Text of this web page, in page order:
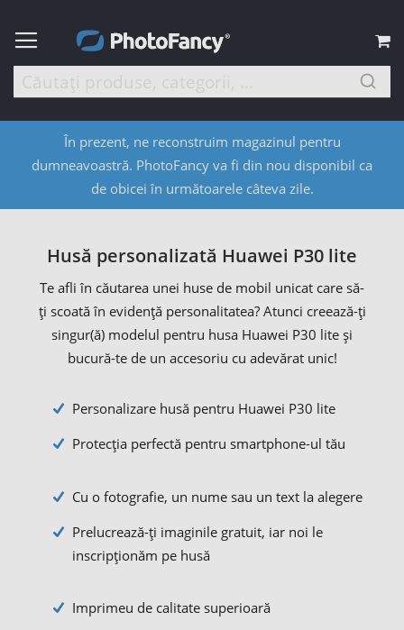
În prezent, ne reconstruim magazinul pentru
dumneavoastră. PhotoFancy va fi din nou disponibil ca
de obicei în următoarele câteva zile.
Husă personalizată Huawei P30 lite
Te afli în căutarea unei huse de mobil unicat care să-
ți scoată în evidență personalitatea? Atunci creează-ți
singur(ă) modelul pentru husa Huawei P30 lite și
bucură-te de un accesoriu cu adevărat unic!
Personalizare husă pentru Huawei P30 lite
Protecția perfectă pentru smartphone-ul tău
Cu o fotografie, un nume sau un text la alegere
Prelucrează-ți imaginile gratuit, iar noi le
inscripționăm pe husă
Imprimeu de calitate superioară